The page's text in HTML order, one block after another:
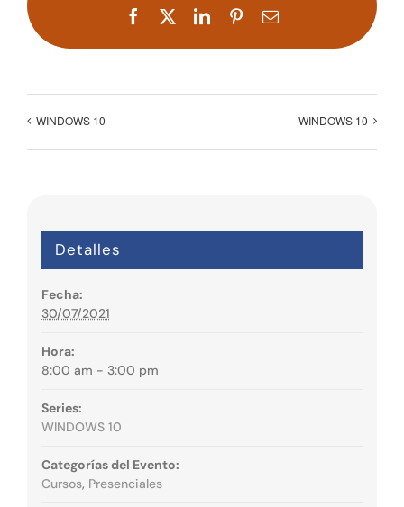
Facebook LinkedInPinterestCorreo
WINDOWS 10 WINDOWS 10
Detalles
Fecha:
30/07/2021
Hora:
8:00 am - 3:00 pm
Series:
WINDOWS 10
Categorías del Evento:
Cursos, Presenciales